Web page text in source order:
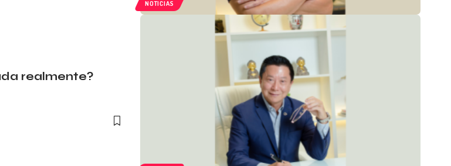
NOTICIAS
realmente?